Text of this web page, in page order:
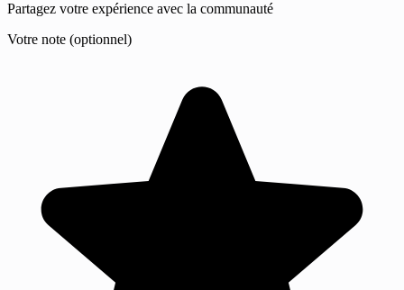
Partagez votre expérience avec la communauté
Votre note (optionnel)